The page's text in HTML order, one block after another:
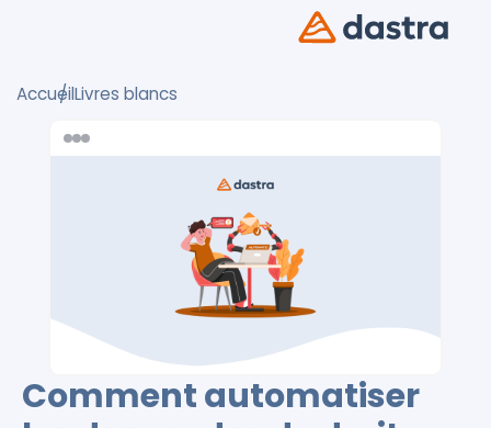
AccueilLivres blancs
Comment automatiser